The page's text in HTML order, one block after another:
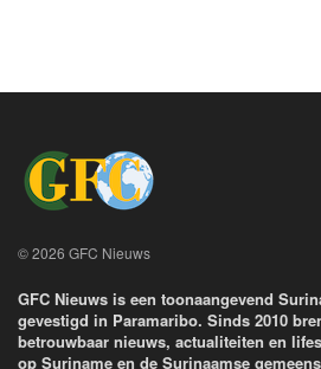
© 2026 GFC Nieuws
GFC Nieuws is een toonaangevend
gevestigd in Paramaribo. Sinds 2010
betrouwbaar nieuws, actualiteiten en
op Suriname en de Surinaamse